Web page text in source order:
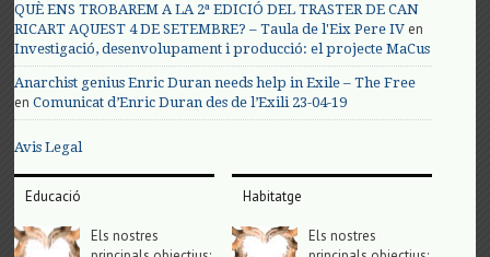
QUÈ ENS TROBAREM A LA 2ª EDICIÓ DEL TRASTER DE CAN
RICART AQUEST 4 DE SETEMBRE? – Taula de l'Eix Pere IV en
Investigació, desenvolupament i producció: el projecte MaCus
Anarchist genius Enric Duran needs help in Exile – The Free
enComunicat d’Enric Duran des de l’Exili 23-04-19
Avis Legal
Educació
Els nostres
Habitatge
Els nostres